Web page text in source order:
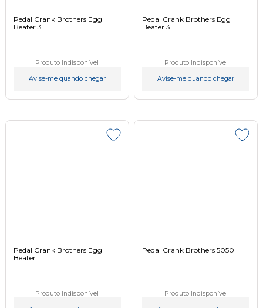
Pedal Crank Brothers Egg
Beater 3
Produto Indisponível
Avise-me quando chegar
Pedal Crank Brothers Egg
Beater 3
Produto Indisponível
Avise-me quando chegar
Pedal Crank Brothers Egg
Beater 1
Produto Indisponível
Pedal Crank Brothers 5050
Produto Indisponível